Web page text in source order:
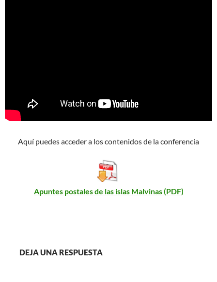
Aquí puedes acceder a los contenidos de la conferencia
Apuntes postales de las islas Malvinas (PDF)
DEJA UNA RESPUESTA